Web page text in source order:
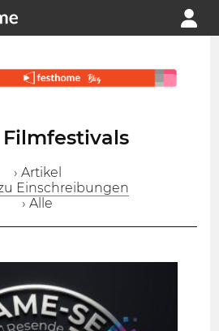
Filmfestivals
› Artikel
Einschreibungen
› Alle